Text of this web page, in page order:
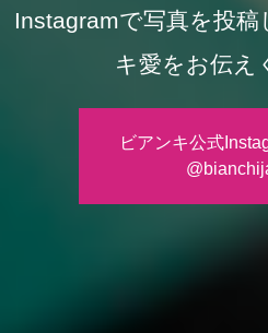
Instagramで写真を投
キ愛をお伝え
ビアンキ公式